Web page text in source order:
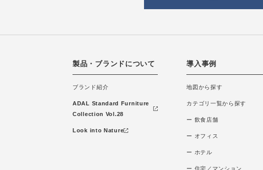
製品・ブランドについて
ブランド紹介
ADAL Standard Furniture
Collection Vol.28
Look into Nature
導入事例
地図から探す
カテゴリ一覧から探す
ー 飲食店舗
ー オフィス
ー ホテル
ー 住宅／マンション